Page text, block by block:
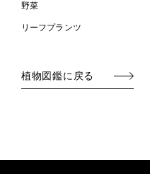
野菜
リーフプランツ
植物図鑑に戻る